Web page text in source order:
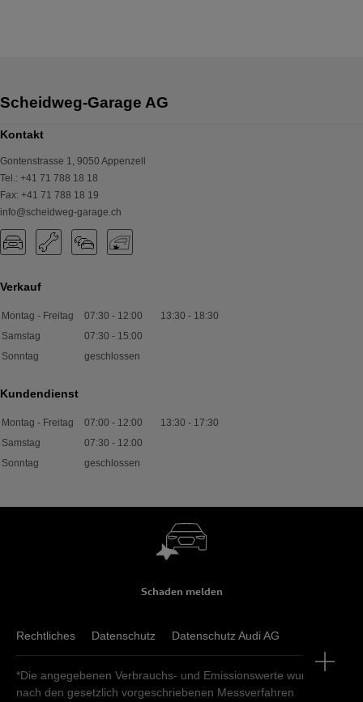
Kontakt
Gontenstrasse 1, 9050 Appenzell
Tel.: +41 71 788 18 18
Fax: +41 71 788 18 19
info@scheidweg-garage.ch
Verkauf
Montag - Freitag 07:30 - 12:00 13:30 - 18:30
Samstag
07:30 - 15:00
Sonntag
geschlossen
Kundendienst
Montag - Freitag 07:00 - 12:00 13:30 - 17:30
Samstag
07:30 - 12:00
Sonntag
geschlossen
Schaden melden
Rechtliches Datenschutz Datenschutz Audi AG
*Die angegebenen Verbrauchs- und Emissionswerte wurden
nach den gesetzlich vorgeschriebenen Messverfahren